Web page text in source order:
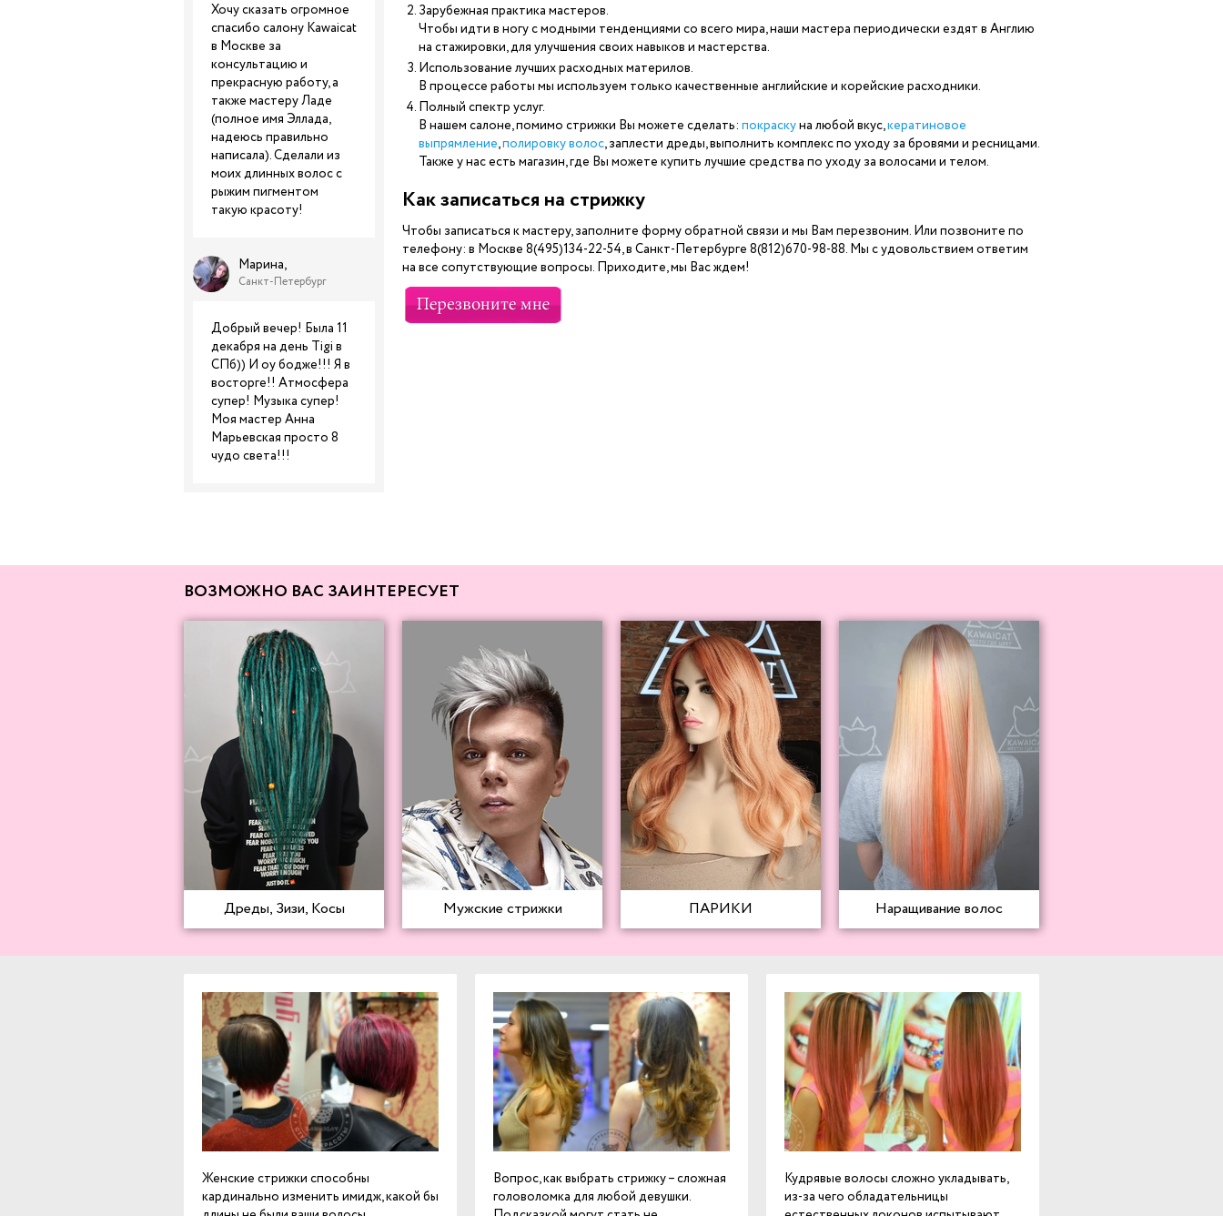
Хочу сказать огромное
спасибо салону Kawaicat
в Москве за
консультацию и
прекрасную работу, а
также мастеру Ладе
(полное имя Эллада,
надеюсь правильно
написала). Сделали из
моих длинных волос с
рыжим пигментом
такую красоту!
Марина,
Санкт-Петербург
Добрый вечер! Была 11
декабря на день Tigi в
СПб)) И оу бодже!!! Я в
восторге!! Атмосфера
супер! Музыка супер!
Моя мастер Анна
Марьевская просто 8
чудо света!!!
Зарубежная практика мастеров.
Чтобы идти в ногу с модными тенденциями со всего мира, наши мастера периодически ездят в Англию
на стажировки, для улучшения своих навыков и мастерства.
Использование лучших расходных материлов.
В процессе работы мы используем только качественные английские и корейские расходники.
Полный спектр услуг.
В нашем салоне, помимо стрижки Вы можете сделать: покраскуна любой вкус,кератиновое
выпрямление,полировку волос, заплести дреды, выполнить комплекс по уходу за бровями и ресницами.
Также у нас есть магазин, где Вы можете купить лучшие средства по уходу за волосами и телом.
Как записаться на стрижку
Чтобы записаться к мастеру, заполните форму обратной связи и мы Вам перезвоним. Или позвоните по
телефону: в Москве 8(495)134-22-54, в Санкт-Петербурге 8(812)670-98-88. Мы с удовольствием ответим
на все сопутствующие вопросы. Приходите, мы Вас ждем!
ВОЗМОЖНО ВАС ЗАИНТЕРЕСУЕТ
Дреды, Зизи, Косы Мужские стрижки ПАРИКИ Наращивание волос
Женские стрижки способны
кардинально изменить имидж, какой бы
Вопрос, как выбрать стрижку – сложная
головоломка для любой девушки.
Кудрявые волосы сложно укладывать,
из-за чего обладательницы